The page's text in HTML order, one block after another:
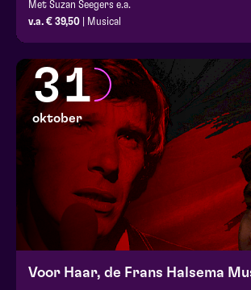
Met Suzan Seegers e.a.
v.a. € 39,50 | Musical
31
oktober
Voor Haar, de Frans Halsema